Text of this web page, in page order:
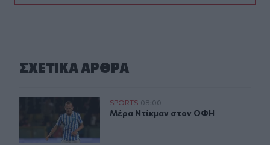
ΣΧΕΤΙΚA AΡΘΡΑ
Μέρα Ντίκμαν στον ΟΦΗ
SPORTS 08:00
Μέρα Ντίκμαν στον ΟΦΗ
Μέρα Ντίκμαν στον ΟΦΗ